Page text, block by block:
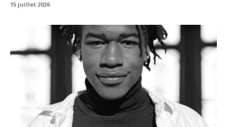
15 juillet 2026